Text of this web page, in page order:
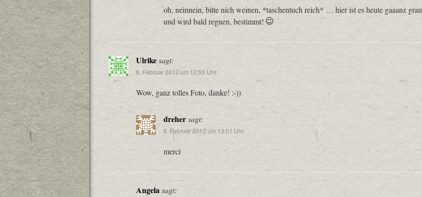
oh, neinnein, bitte nich weinen, *taschentuch reich* … hier ist es heute gaaanz grau
und wird bald regnen, bestimmt!
Ulrikesagt:
6. Februar 2012 um 12:55 Uhr
Wow, ganz tolles Foto, danke! :-))
drehersagt:
6. Februar 2012 um 13:01 Uhr
merci
Angelasagt: